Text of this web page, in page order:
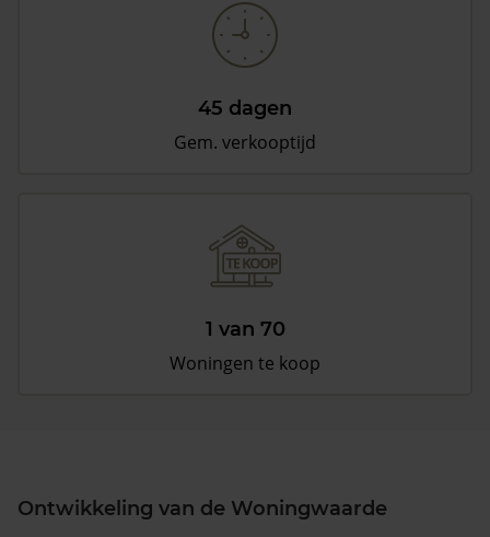
45 dagen
Gem. verkooptijd
1 van 70
Woningen te koop
Ontwikkeling van de Woningwaarde